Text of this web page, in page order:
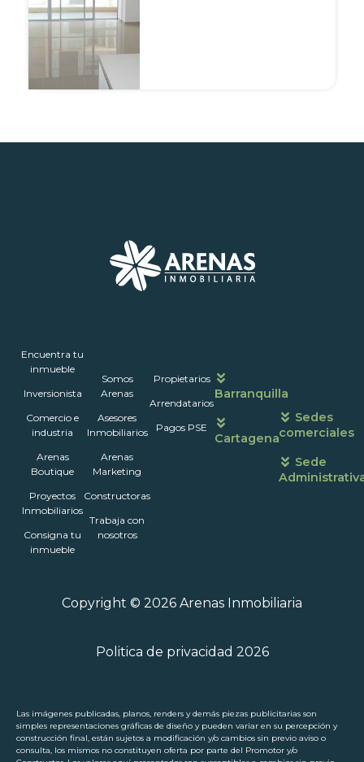
Encuentra tu
inmueble
Inversionista
Comercio e
industria
Arenas
Boutique
Proyectos
Inmobiliarios
Consigna tu
inmueble
Somos
Arenas
Asesores
Inmobiliarios
Arenas
Marketing
Constructoras
Trabaja con
nosotros
Propietarios
Arrendatarios
Pagos PSE
Barranquilla
Cartagena
atención
Sedes
comerciales
Sede
Copyright © 2026 Arenas Inmobiliaria
Politica de privacidad 2026
Las imágenes publicadas, planos, renders y demás piezas publicitarias son
simples representaciones gráficas de diseño y pueden variar en su percepción y
construcción final, están sujetos a modificación y/o cambios sin previo aviso o
consulta, los mismos no constituyen oferta por parte del Promotor y/o